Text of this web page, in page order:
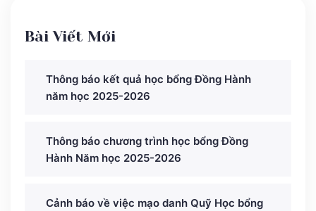
Bài Viết Mới
Thông báo kết quả học bổng Đồng Hành
năm học 2025-2026
Thông báo chương trình học bổng Đồng
Hành Năm học 2025-2026
Cảnh báo về việc mạo danh Quỹ Học bổng